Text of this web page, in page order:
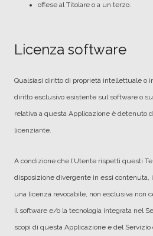
offese al Titolare o a un terzo.
Licenza software
Qualsiasi diritto di proprietà intellettuale o
diritto esclusivo esistente sul software o
relativa a questa Applicazione è detenuto
licenziante.
A condizione che l’Utente rispetti questi
disposizione divergente in essi contenuta,
una licenza revocabile, non esclusiva non
il software e/o la tecnologia integrata nel
scopi di questa Applicazione e del Servizio